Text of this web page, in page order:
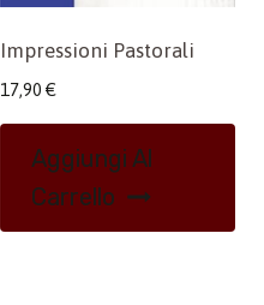
Impressioni Pastorali
17,90 €
Aggiungi Al
Carrello